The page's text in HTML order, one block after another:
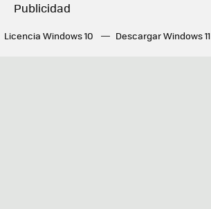
Licencia Windows 10 Descargar Windows 11